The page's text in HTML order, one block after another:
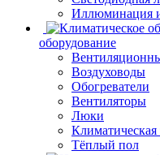
Иллюминация
оборудование
Воздуховоды
Обогреватели
Вентиляторы
Люки
Климатическая
Тёплый пол